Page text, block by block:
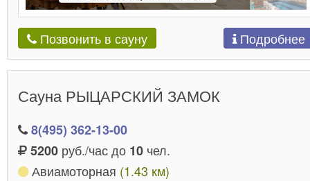
Позвонить в сауну Подробнее
Сауна РЫЦАРСКИЙ ЗАМОК
8(495) 362-13-00
5200 руб./час до 10 чел.
Авиамоторная (1.43 км)